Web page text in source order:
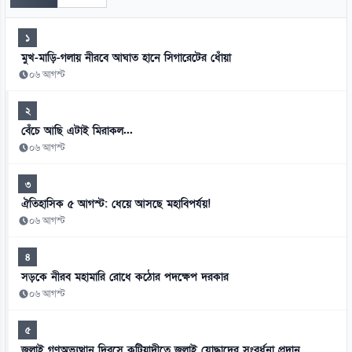
১
মুখ-মাড়ি-গলায় নীরবে আঘাত হানে সিগারেটের ধোঁয়া
০৬ আগস্ট
২
বেঁচে আছি এটাই মিরাকল...
০৬ আগস্ট
৩
ঐতিহাসিক ৫ আগস্ট: ধেয়ে আসছে মহাবিপর্যয়!
০৬ আগস্ট
৪
সড়কে নীরব মহামারি রোধে কঠোর পদক্ষেপ দরকার
০৬ আগস্ট
৫